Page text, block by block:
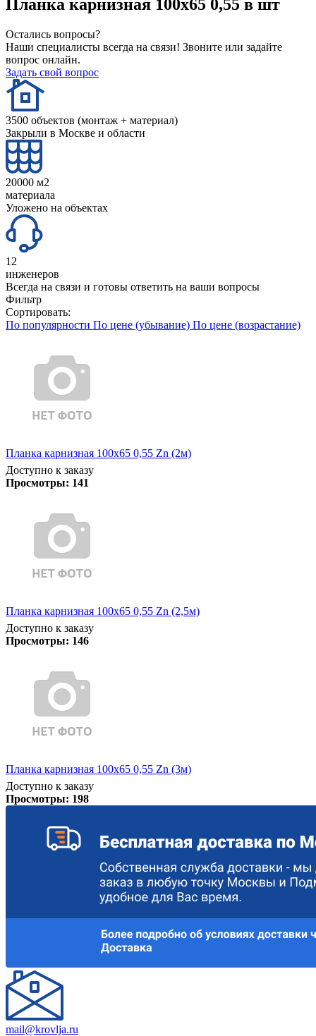
Планка карнизная 100х65 0,55 в шт
Остались вопросы?
Наши специалисты всегда на связи! Звоните или задайте
вопрос онлайн.
Задать свой вопрос
3500 объектов (монтаж + материал)
Закрыли в Москве и области
20000 м2
материала
Уложено на объектах
12
инженеров
Всегда на связи и готовы ответить на ваши вопросы
Фильтр
Сортировать:
По популярности По цене (убывание) По цене (возрастание)
Планка карнизная 100х65 0,55 Zn (2м)
Доступно к заказу
Просмотры: 141
Планка карнизная 100х65 0,55 Zn (2,5м)
Доступно к заказу
Просмотры: 146
Планка карнизная 100х65 0,55 Zn (3м)
Доступно к заказу
Просмотры: 198
mail@krovlja.ru